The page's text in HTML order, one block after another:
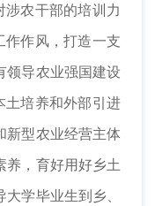
涉农干部的培训力
作作风，打造一支
领导农业强国建设
土培养和外部引进
新型农业经营主体
养，育好用好乡土
学毕业生到乡、